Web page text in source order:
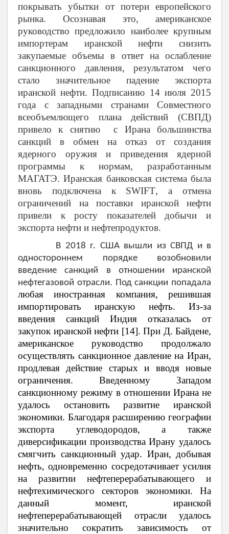
покрывать убытки от потери европейского
рынка. Осознавая это, американское
руководство предложило наиболее крупным
импортерам иранской нефти снизить
закупаемые объемы в ответ на ослабление
санкционного давления, результатом чего
стало значительное падение экспорта
иранской нефти. Подписанию 14 июля 2015
года с западными странами Совместного
всеобъемлющего плана действий (СВПД)
привело к снятию с Ирана большинства
санкций в обмен на отказ от создания
ядерного оружия и приведения ядерной
программы к нормам, разработанным
МАГАТЭ. Иранская банковская система была
вновь подключена к SWIFT, а отмена
ограничений на поставки иранской нефти
привели к росту показателей добычи и
экспорта нефти и нефтепродуктов.
В 2018 г. США вышли из СВПД и в
одностороннем порядке возобновили
введение санкций в отношении иранской
нефтегазовой отрасли. Под санкции попадала
любая иностранная компания, решившая
импортировать иранскую нефть. Из-за
введения санкций Индия отказалась от
закупок иранской нефти [14]. При Д. Байдене,
американское руководство продолжало
осуществлять санкционное давление на Иран,
продлевая действие старых и вводя новые
ограничения. Введенному Западом
санкционному режиму в отношении Ирана не
удалось остановить развитие иранской
экономики. Благодаря расширению географии
экспорта углеводородов, а также
диверсификации производства Ирану удалось
смягчить санкционный удар. Иран, добывая
нефть, одновременно сосредотачивает усилия
на развитии нефтеперерабатывающего и
нефтехимического секторов экономики. На
данный момент, иранской
нефтеперерабатывающей отрасли удалось
значительно сократить зависимость от